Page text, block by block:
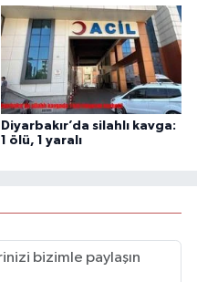
Diyarbakır’da silahlı kavga:
1 ölü, 1 yaralı